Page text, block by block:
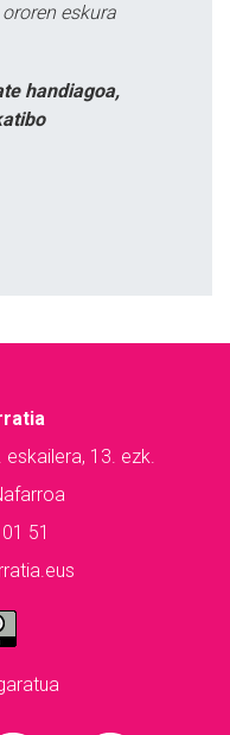
eskura
handiagoa,
13. ezk.
51